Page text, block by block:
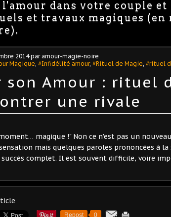
l'amour dans votre couple
et travaux magiques (en
2014par amour-magie-noire
Magique #Infidélité amour, #Rituel de Magie #rituel
son Amour : rituel
une rivale
magique !" Non ce n'est pas un
mais quelques paroles prononcées à
complet. Il est souvent difficile, voire
Repost 0